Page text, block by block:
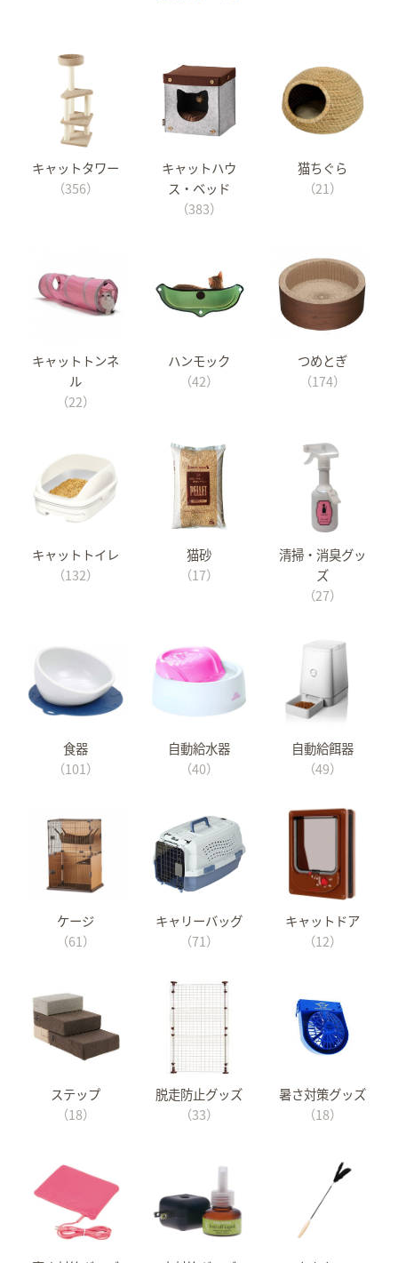
キャットタワー
（356）
キャットハウ
ス・ベッド
（383）
猫ちぐら
（21）
キャットトンネ
ル
（22）
ハンモック
（42）
つめとぎ
（174）
キャットトイレ
（132）
猫砂
（17）
清掃・消臭グッ
ズ
（27）
食器
（101）
自動給水器
（40）
自動給餌器
（49）
ケージ
（61）
キャリーバッグ
（71）
キャットドア
（12）
ステップ
（18）
脱走防止グッズ
（33）
暑さ対策グッズ
（18）